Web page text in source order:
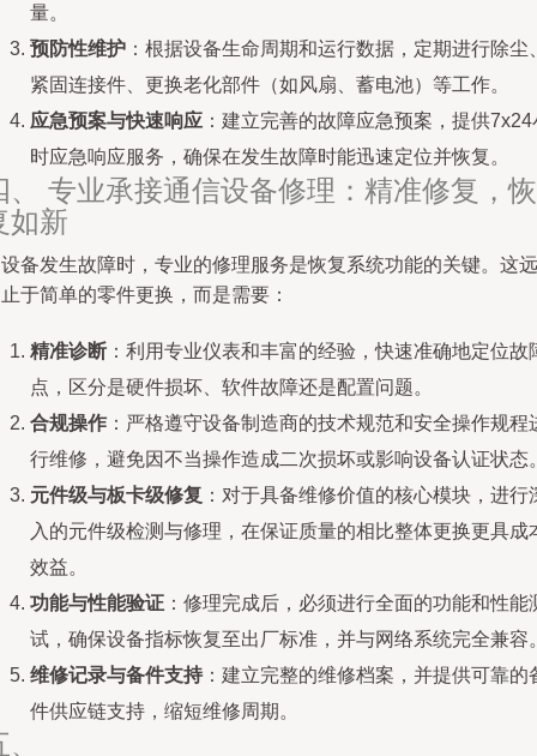
量。
预防性维护 ：根据设备生命周期和运行数据，定期进行除尘
紧固连接件、更换老化部件（如风扇、蓄电池）等工作。
应急预案与快速响应 ：建立完善的故障应急预案，提供7x24
时应急响应服务，确保在发生故障时能迅速定位并恢复。
、 专业承接通信设备修理：精准修复，恢
如新
备发生故障时，专业的修理服务是恢复系统功能的关键。这远
于简单的零件更换，而是需要：
精准诊断 ：利用专业仪表和丰富的经验，快速准确地定位故
点，区分是硬件损坏、软件故障还是配置问题。
合规操作 ：严格遵守设备制造商的技术规范和安全操作规程
行维修，避免因不当操作造成二次损坏或影响设备认证状态
元件级与板卡级修复 ：对于具备维修价值的核心模块，进行
入的元件级检测与修理，在保证质量的相比整体更换更具成
效益。
功能与性能验证 ：修理完成后，必须进行全面的功能和性能
试，确保设备指标恢复至出厂标准，并与网络系统完全兼容
维修记录与备件支持 ：建立完整的维修档案，并提供可靠的
件供应链支持，缩短维修周期。